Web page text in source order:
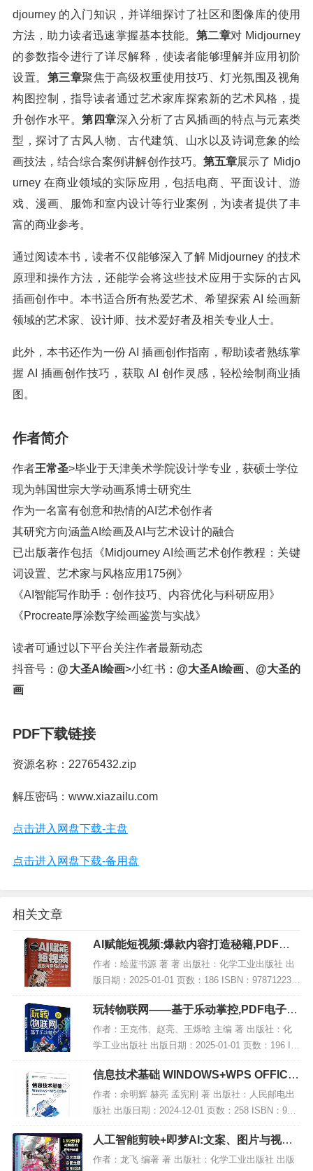
djourney 的入门知识，并详细探讨了社区和图像库的使用
方法，助力读者迅速掌握基本技能。 第二章对 Midjourney
的参数指令进行了详尽解释，使读者能够理解并应用初阶
设置。 第三章聚焦于高级权重使用技巧、灯光氛围及视角
构图控制，指导读者通过艺术家库探索新的艺术风格，提
升创作水平。 第四章深入分析了古风插画的特点与元素类
型，探讨了古风人物、古代建筑、山水以及诗词意象的绘
画技法，结合综合案例讲解创作技巧。 第五章展示了 Midjo
urney 在商业领域的实际应用，包括电商、平面设计、游
戏、漫画、服饰和室内设计等行业案例，为读者提供了丰
富的商业参考。
通过阅读本书，读者不仅能够深入了解 Midjourney 的技术
原理和操作方法，还能学会将这些技术应用于实际的古风
插画创作中。本书适合所有热爱艺术、希望探索 AI 绘画新
领域的艺术家、设计师、技术爱好者及相关专业人士。
此外，本书还作为一份 AI 插画创作指南，帮助读者熟练掌
握 AI 插画创作技巧，获取 AI 创作灵感，轻松绘制商业插
图。
作者简介
作者王常圣>毕业于天津美术学院设计学专业，获硕士学位
现为韩国世宗大学动画系博士研究生
作为一名富有创意和热情的AI艺术创作者
其研究方向涵盖AI绘画及AI与艺术设计的融合
已出版著作包括《Midjourney AI绘画艺术创作教程：关键
词设置、艺术家与风格应用175例》
《AI智能写作助手：创作技巧、内容优化与科研应用》
《Procreate厚涂数字绘画鉴赏与实战》
读者可通过以下平台关注作者最新动态
抖音号： @大圣AI绘画>小红书： @大圣AI绘画、@大圣的
画
PDF下载链接
资源名称：22765432.zip
解压密码：www.xiazailu.com
点击进入网盘下载-主盘
点击进入网盘下载-备用盘
相关文章
AI赋能短视频:爆款内容打造秘籍,PDF电
子书下载
作者：绘蓝书源 著 著 出版社：化学工业出版社 出
版日期：2025-01-01 页数：186 ISBN：978712236
5699 电子书大小：200MB [高清扫描版PDF格式] 内
容简...
玩转物联网——基于乐动掌控,PDF电子书
网盘下载
作者：王克伟、赵亮、王烁晗 主编 著 出版社：化
学工业出版社 出版日期：2025-01-01 页数：196 IS
BN：9787122460721 电子书大小：259MB [高清扫
描版PDF格式...
信息技术基础 WINDOWS+WPS OFFICE,
PDF下载
作者：余明辉 赫亮 孟宪刚 著 出版社：人民邮电出
版社 出版日期：2024-12-01 页数：258 ISBN：978
7115641540 电子书大小：192MB [高清扫描版PDF
格式]...
人工智能剪映+即梦AI:文案、图片与视频
生成技巧大全,PDF下载
作者：龙飞 编著 著 出版社：化学工业出版社 出版